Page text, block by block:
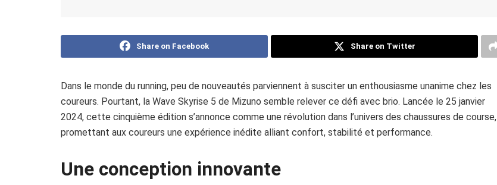
Share on Facebook Share on Twitter
Dans le monde du running, peu de nouveautés parviennent à susciter un enthousiasme unanime chez les
coureurs. Pourtant, la Wave Skyrise 5 de Mizuno semble relever ce défi avec brio. Lancée le 25 janvier
2024, cette cinquième édition s’annonce comme une révolution dans l’univers des chaussures de course,
promettant aux coureurs une expérience inédite alliant confort, stabilité et performance.
Une conception innovante